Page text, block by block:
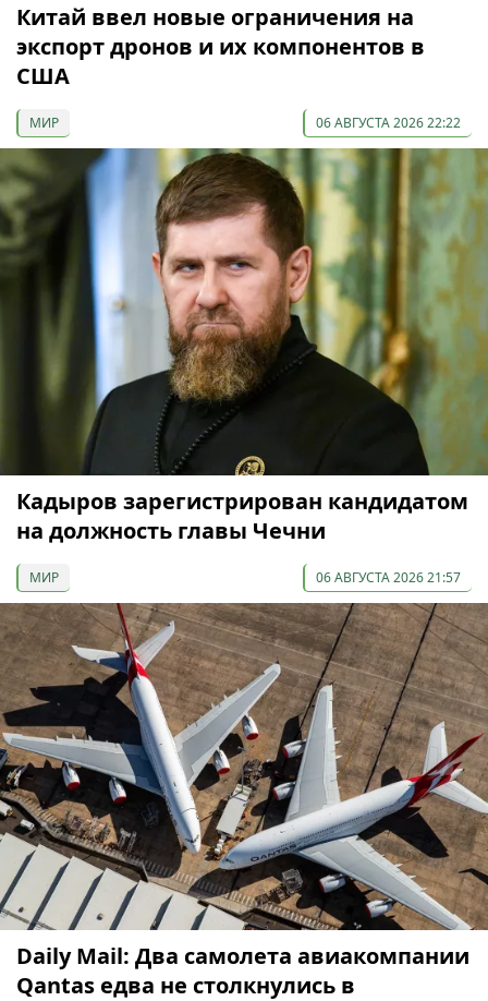
Китай ввел новые ограничения на
экспорт дронов и их компонентов в
США
МИР 06 АВГУСТА 2026 22:22
Кадыров зарегистрирован кандидатом
на должность главы Чечни
МИР 06 АВГУСТА 2026 21:57
Daily Mail: Два самолета авиакомпании
Qantas едва не столкнулись в